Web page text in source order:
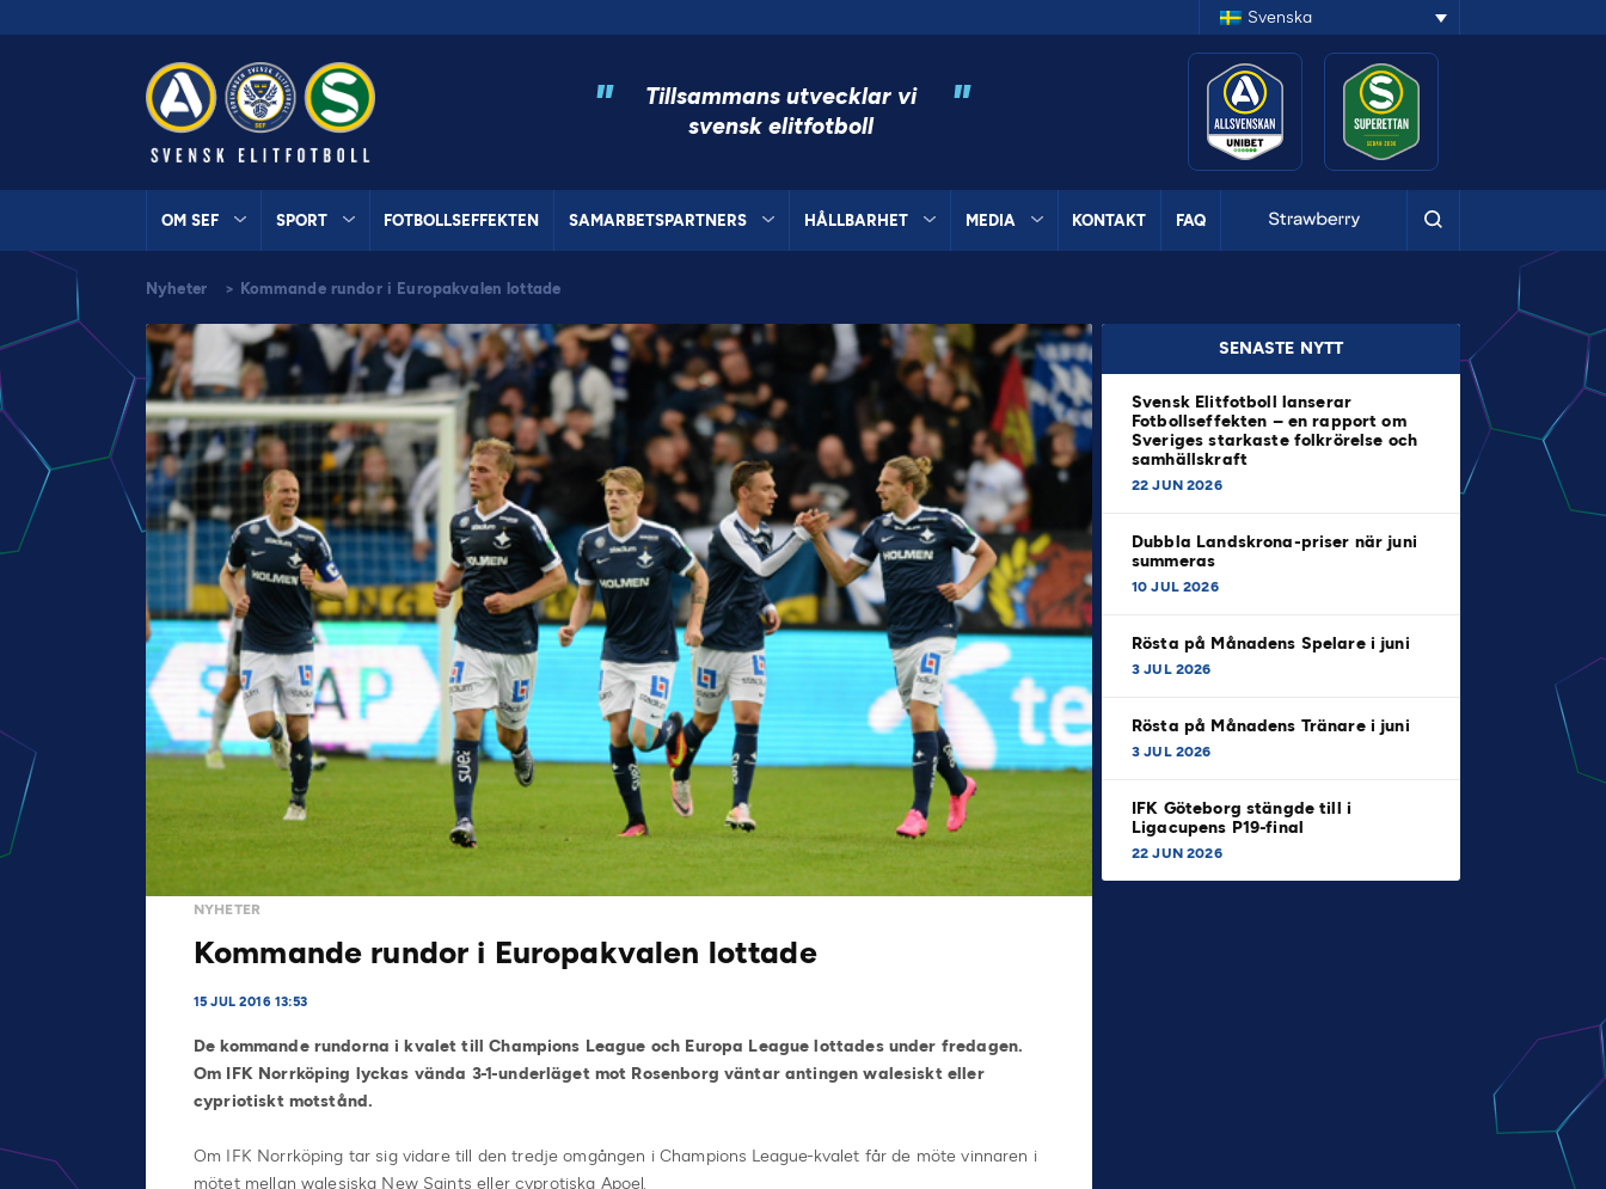
Svenska
"
Tillsammans utvecklar vi
svensk elitfotboll
"
OM SEF SPORT FOTBOLLSEFFEKTEN SAMARBETSPARTNERS HÅLLBARHET MEDIA KONTAKT FAQ
Nyheter > Kommande rundor i Europakvalen lottade
NYHETER
Kommande rundor i Europakvalen lottade
15 JUL 2016 13:53
De kommande rundorna i kvalet till Champions League och Europa League lottades under fredagen.
Om IFK Norrköping lyckas vända 3-1-underläget mot Rosenborg väntar antingen walesiskt eller
cypriotiskt motstånd.
Om IFK Norrköping tar sig vidare till den tredje omgången i Champions League-kvalet får de möte vinnaren i
mötet mellan walesiska New Saints eller cyprotiska Apoel.
SENASTE NYTT
Svensk Elitfotboll lanserar
Fotbollseffekten – en rapport om
Sveriges starkaste folkrörelse och
samhällskraft
22 JUN 2026
Dubbla Landskrona-priser när juni
summeras
10 JUL 2026
Rösta på Månadens Spelare i juni
3 JUL 2026
Rösta på Månadens Tränare i juni
3 JUL 2026
IFK Göteborg stängde till i
Ligacupens P19-final
22 JUN 2026